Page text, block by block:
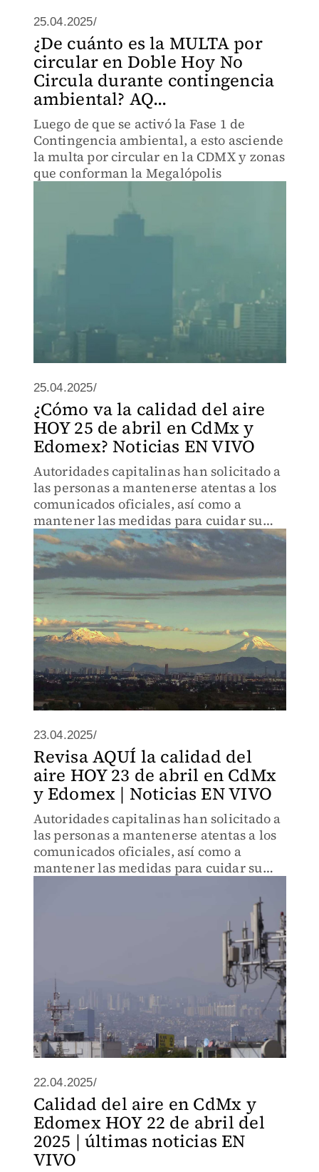
25.04.2025/
¿De cuánto es la MULTA por
circular en Doble Hoy No
Circula durante contingencia
ambiental? AQ...
Luego de que se activó la Fase 1 de
Contingencia ambiental, a esto asciende
la multa por circular en la CDMX y zonas
que conforman la Megalópolis
25.04.2025/
¿Cómo va la calidad del aire
HOY 25 de abril en CdMx y
Edomex? Noticias EN VIVO
Autoridades capitalinas han solicitado a
las personas a mantenerse atentas a los
comunicados oficiales, así como a
mantener las medidas para cuidar su
salud.
23.04.2025/
Revisa AQUÍ la calidad del
aire HOY 23 de abril en CdMx
y Edomex | Noticias EN VIVO
Autoridades capitalinas han solicitado a
las personas a mantenerse atentas a los
comunicados oficiales, así como a
mantener las medidas para cuidar su
22.04.2025/
Calidad del aire en CdMx y
Edomex HOY 22 de abril del
2025 | últimas noticias EN
VIVO